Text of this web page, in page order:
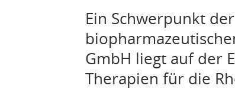
Ein Schwerpunkt
GmbH liegt auf der
Therapien für die